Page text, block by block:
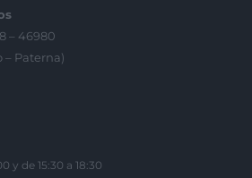
– 46980
– Paterna)
y de 15:30 a 18:30